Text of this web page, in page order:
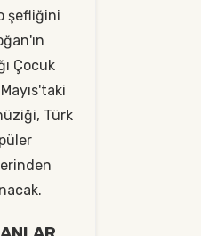
şefliğini
Çocuk
Türk